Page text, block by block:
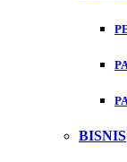
BISNIS